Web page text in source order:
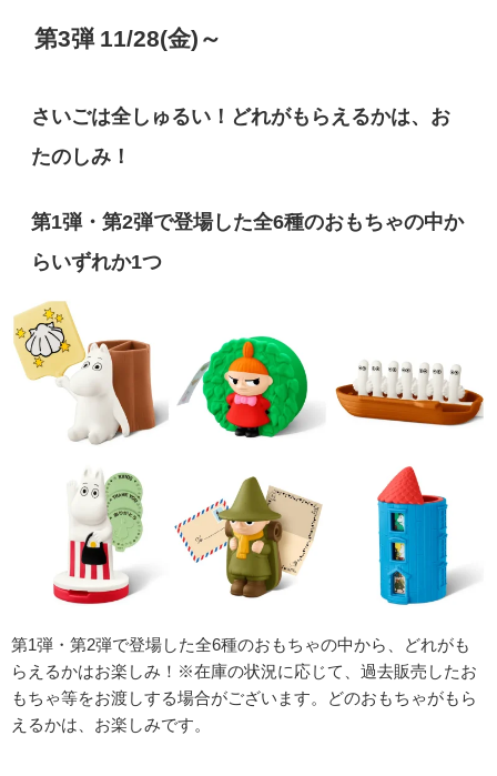
第3弾 11/28(金)～
さいごは全しゅるい！どれがもらえるかは、お
たのしみ！
第1弾・第2弾で登場した全6種のおもちゃの中か
らいずれか1つ
第1弾・第2弾で登場した全6種のおもちゃの中から、どれがも
らえるかはお楽しみ！※在庫の状況に応じて、過去販売したお
もちゃ等をお渡しする場合がございます。どのおもちゃがもら
えるかは、お楽しみです。